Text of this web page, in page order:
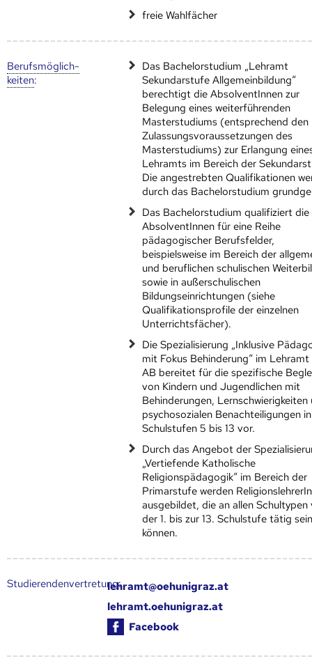
freie Wahlfächer
Berufs­möglich­
keiten:
Das Bachelorstudium „Lehramt
Sekundarstufe Allgemeinbildung“
berechtigt die AbsolventInnen zur
Belegung eines weiterführenden
Masterstudiums (entsprechend den
Zulassungsvoraussetzungen des
Masterstudiums) zur Erlangung
Lehramts im Bereich der
Die angestrebten Qualifikationen
durch das Bachelorstudium
Das Bachelorstudium qualifiziert die
AbsolventInnen für eine Reihe
pädagogischer Berufsfelder,
beispielsweise im Bereich der
und beruflichen schulischen
sowie in außerschulischen
Bildungseinrichtungen (siehe
Qualifikationsprofile der einzelnen
Unterrichtsfächer).
Die Spezialisierung „Inklusive
mit Fokus Behinderung“ im Lehramt
AB bereitet für die spezifische
von Kindern und Jugendlichen mit
Behinderungen, Lernschwierigkeiten
psychosozialen Benachteiligungen
Schulstufen 5 bis 13 vor.
Durch das Angebot der
„Vertiefende Katholische
Religionspädagogik“ im Bereich der
Primarstufe werden
ausgebildet, die an allen Schultypen
der 1. bis zur 13. Schulstufe tätig
können.
Studierendenvertretung:lehramt@oehunigraz.at
lehramt.oehunigraz.at
Facebook